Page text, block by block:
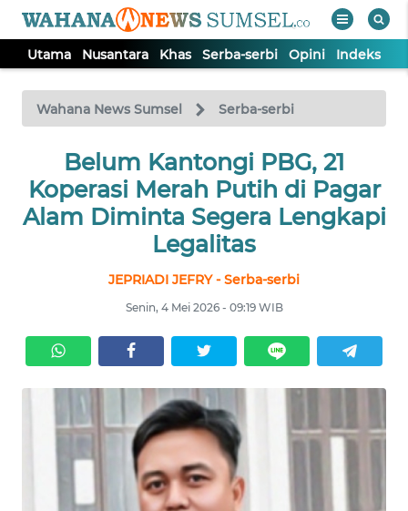
Utama Nusantara Khas Serba-serbi Opini Indeks
Wahana News Sumsel Serba-serbi
Belum Kantongi PBG, 21
Koperasi Merah Putih di Pagar
Alam Diminta Segera Lengkapi
Legalitas
JEPRIADI JEFRY - Serba-serbi
Senin, 4 Mei 2026 - 09:19 WIB
TV
Tutup
UTAMA
NUSANTARA
SERBI
OPINI
Informasi